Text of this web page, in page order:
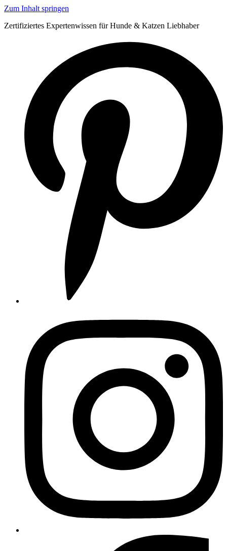
Zum Inhalt springen
Zertifiziertes Expertenwissen für Hunde & Katzen Liebhaber